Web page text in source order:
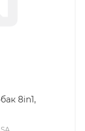
8in1,